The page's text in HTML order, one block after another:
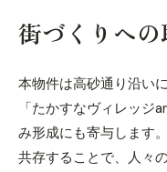
街づくりへ
本物件は高砂通り沿い
「たかすなヴィレッジ
み形成にも寄与します
共存することで、人々